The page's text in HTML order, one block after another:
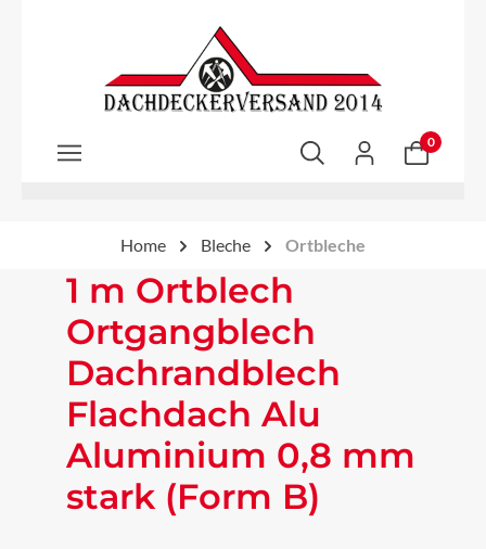
Zum Hauptinhalt springen
0
Home Bleche Ortbleche
1 m Ortblech
Ortgangblech
Dachrandblech
Flachdach Alu
Aluminium 0,8 mm
stark (Form B)